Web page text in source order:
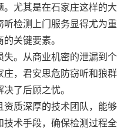
尤其是在石家庄这样的大
检测上门服务显得尤为重
关键要素。
。从商业机密的泄漏到个
，君安思危防窃听和狼群
了后顾之忧。
质深厚的技术团队，能够
术手段，确保检测过程全